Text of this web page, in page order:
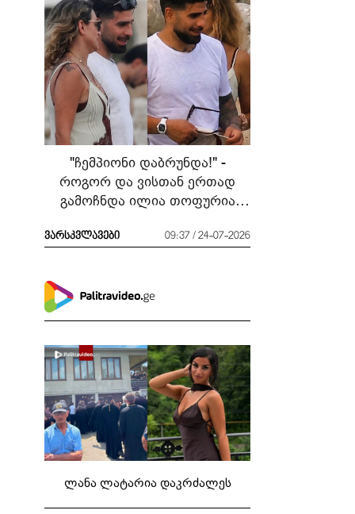
"ჩემპიონი დაბრუნდა!" -
როგორ და ვისთან ერთად
გამოჩნდა ილია თოფურია
ვარსკვლავები 09:37 / 24-07-2026
ლანა ლატარია დაკრძალეს